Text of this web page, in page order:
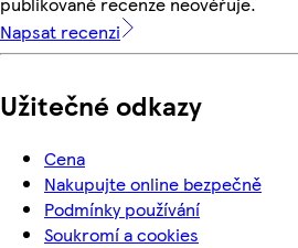
Napsat recenzi
Užitečné odkazy
Cena
Nakupujte online bezpečně
Podmínky používání
Soukromí a cookies